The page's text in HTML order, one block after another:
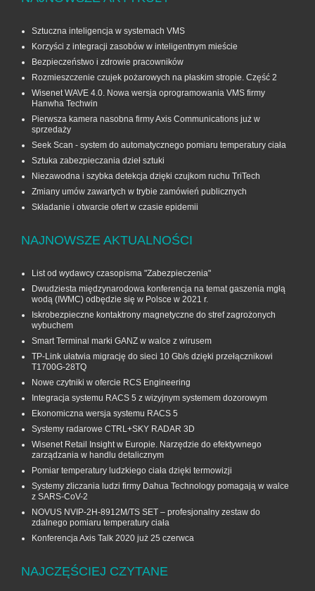
Sztuczna inteligencja w systemach VMS
Korzyści z integracji zasobów w inteligentnym mieście
Bezpieczeństwo i zdrowie pracowników
Rozmieszczenie czujek pożarowych na płaskim stropie. Część 2
Wisenet WAVE 4.0. Nowa wersja oprogramowania VMS firmy
Hanwha Techwin
Pierwsza kamera nasobna firmy Axis Communications już w
sprzedaży
Seek Scan - system do automatycznego pomiaru temperatury ciała
Sztuka zabezpieczania dzieł sztuki
Niezawodna i szybka detekcja dzięki czujkom ruchu TriTech
Zmiany umów zawartych w trybie zamówień publicznych
Składanie i otwarcie ofert w czasie epidemii
NAJNOWSZE AKTUALNOŚCI
List od wydawcy czasopisma "Zabezpieczenia"
Dwudziesta międzynarodowa konferencja na temat gaszenia mgłą
wodą (IWMC) odbędzie się w Polsce w 2021 r.
Iskrobezpieczne kontaktrony magnetyczne do stref zagrożonych
wybuchem
Smart Terminal marki GANZ w walce z wirusem
TP-Link ułatwia migrację do sieci 10 Gb/s dzięki przełącznikowi
T1700G‑28TQ
Nowe czytniki w ofercie RCS Engineering
Integracja systemu RACS 5 z wizyjnym systemem dozorowym
Ekonomiczna wersja systemu RACS 5
Systemy radarowe CTRL+SKY RADAR 3D
Wisenet Retail Insight w Europie. Narzędzie do efektywnego
zarządzania w handlu detalicznym
Pomiar temperatury ludzkiego ciała dzięki termowizji
Systemy zliczania ludzi firmy Dahua Technology pomagają w walce
z SARS-CoV-2
NOVUS NVIP-2H-8912M/TS SET – profesjonalny zestaw do
zdalnego pomiaru temperatury ciała
Konferencja Axis Talk 2020 już 25 czerwca
NAJCZĘŚCIEJ CZYTANE